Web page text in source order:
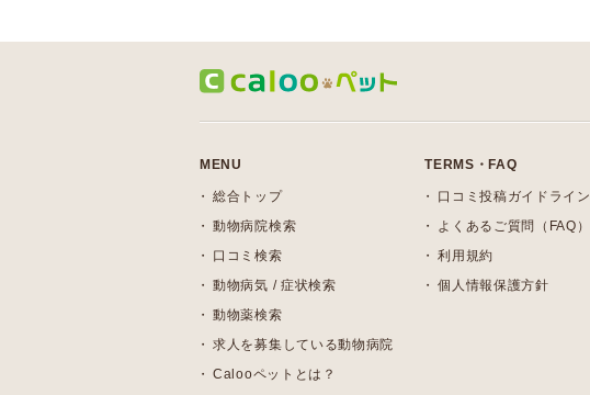
MENU
総合トップ
動物病院検索
口コミ検索
動物病気 / 症状検索
動物薬検索
求人を募集している動物病院
Calooペットとは？
TERMS・FAQ
口コミ投稿ガイドライン
よくあるご質問（FAQ）
利用規約
個人情報保護方針